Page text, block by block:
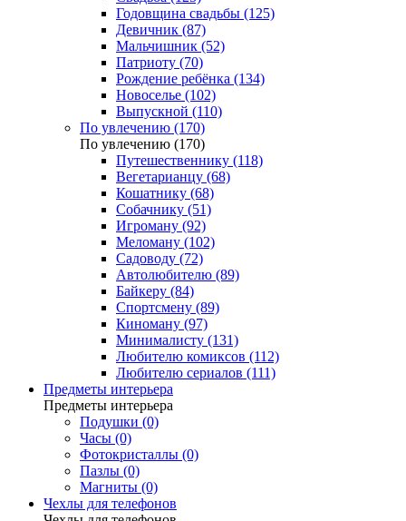
Годовщина свадьбы (125)
Девичник (87)
Мальчишник (52)
Патриоту (70)
Рождение ребёнка (134)
Новоселье (102)
Выпускной (110)
По увлечению (170)
По увлечению (170)
Путешественнику (118)
Вегетарианцу (68)
Кошатнику (68)
Собачнику (51)
Игроману (92)
Меломану (102)
Садоводу (72)
Автолюбителю (89)
Байкеру (84)
Спортсмену (89)
Киноману (97)
Минималисту (131)
Любителю комиксов (112)
Любителю сериалов (111)
Предметы интерьера
Предметы интерьера
Подушки (0)
Часы (0)
Фотокристаллы (0)
Пазлы (0)
Магниты (0)
Чехлы для телефонов